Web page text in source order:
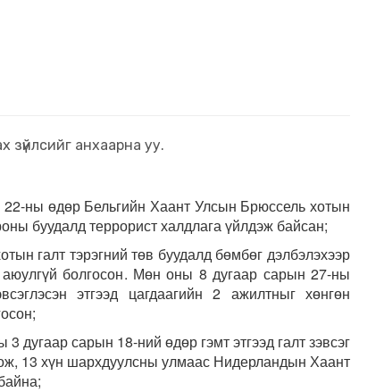
анхаарна уу.
ны өдөр Бельгийн Хаант Улсын Брюссель хотын
буудалд террорист халдлага үйлдэж байсан;
галт тэрэгний төв буудалд бөмбөг дэлбэлэхээр
аюулгүй болгосон. Мөн оны 8 дугаар сарын 27-ны
этгээд цагдаагийн 2 ажилтныг хөнгөн
сарын 18-ний өдөр гэмт этгээд галт зэвсэг
13 хүн шархдуулсны улмаас Нидерландын Хаант